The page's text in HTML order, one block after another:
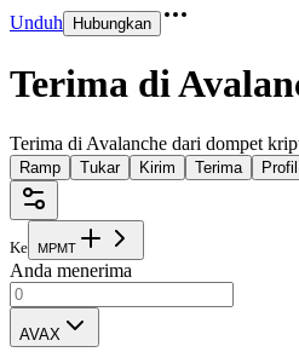
Unduh Hubungkan
Terima di
Terima di Avalanche dari dompet
Ramp Tukar Kirim Terima Profil
Ke MPMT
Anda menerima
AVAX